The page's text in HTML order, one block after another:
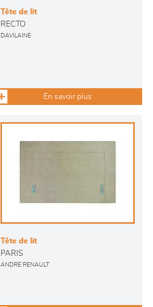
Tête de lit
RECTO
DAVILAINE
En savoir plus
Tête de lit
PARIS
ANDRE RENAULT